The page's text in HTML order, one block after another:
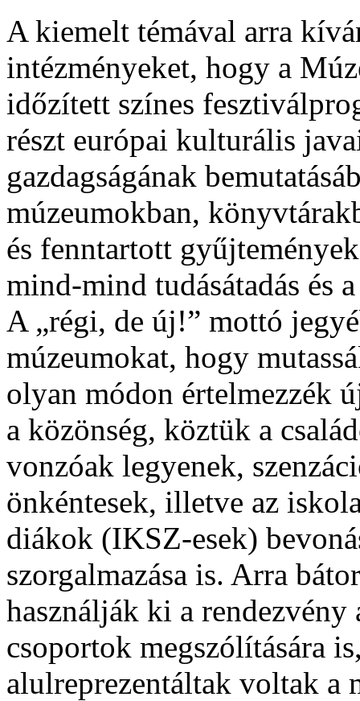
A kiemelt témával arra
intézményeket, hogy a
időzített színes
részt európai kulturális
gazdagságának
múzeumokban,
és fenntartott
mind-mind tudásátadás és
A „régi, de új!” mottó
múzeumokat, hogy
olyan módon értelmezzék
a közönség, köztük a
vonzóak legyenek,
önkéntesek, illetve az
diákok (IKSZ-esek)
szorgalmazása is. Arra
használják ki a
csoportok megszólítására
alulreprezentáltak voltak a